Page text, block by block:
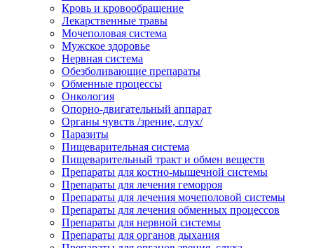
Кровь и кровообращение
Лекарственные травы
Мочеполовая система
Мужское здоровье
Нервная система
Обезболивающие препараты
Обменные процессы
Онкология
Опорно-двигательный аппарат
Органы чувств /зрение, слух/
Паразиты
Пищеварительная система
Пищеварительный тракт и обмен веществ
Препараты для костно-мышечной системы
Препараты для лечения геморроя
Препараты для лечения мочеполовой системы
Препараты для лечения обменных процессов
Препараты для нервной системы
Препараты для органов дыхания